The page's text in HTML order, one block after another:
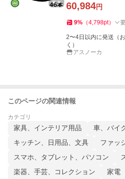
60,984円
9% （4,798pt）
2〜4日以内に発送（
く）
アスノーカ
このページの関連情報
カテゴリ
家具、インテリア用品 車、バイ
キッチン、日用品、文具
ファッ
スマホ、タブレット、パソコン
楽器、手芸、コレクション
家電